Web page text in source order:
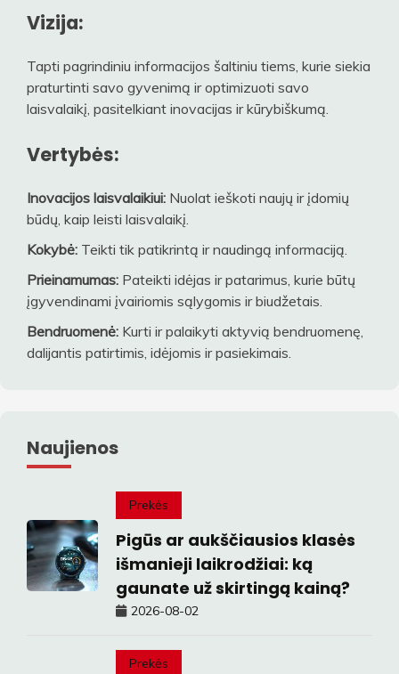
Vizija:
Tapti pagrindiniu informacijos šaltiniu tiems, kurie siekia
praturtinti savo gyvenimą ir optimizuoti savo
laisvalaikį, pasitelkiant inovacijas ir kūrybiškumą.
Vertybės:
Inovacijos laisvalaikiui: Nuolat ieškoti naujų ir įdomių
būdų, kaip leisti laisvalaikį.
Kokybė: Teikti tik patikrintą ir naudingą informaciją.
Prieinamumas: Pateikti idėjas ir patarimus, kurie būtų
įgyvendinami įvairiomis sąlygomis ir biudžetais.
Bendruomenė: Kurti ir palaikyti aktyvią bendruomenę,
dalijantis patirtimis, idėjomis ir pasiekimais.
Naujienos
Prekės
Pigūs ar aukščiausios klasės
išmanieji laikrodžiai: ką
gaunate už skirtingą kainą?
2026-08-02
Prekės